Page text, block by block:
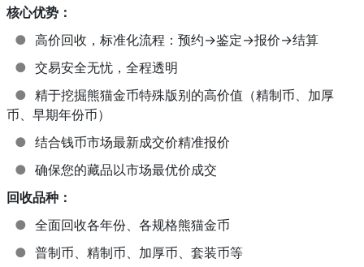
核心优势：
● 高价回收，标准化流程：预约→鉴定→报价→结算
● 交易安全无忧，全程透明
● 精于挖掘熊猫金币特殊版别的高价值（精制币、加厚
币、早期年份币）
● 结合钱币市场最新成交价精准报价
● 确保您的藏品以市场最优价成交
回收品种：
● 全面回收各年份、各规格熊猫金币
● 普制币、精制币、加厚币、套装币等